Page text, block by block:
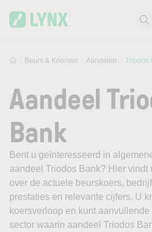
Beurs & Koersen Aandelen Triodos
Aandeel
Bank
Bent u geïnteresseerd in
aandeel Triodos Bank? Hier vindt
over de actuele beurskoers,
prestaties en relevante cijfers. U
koersverloop en kunt
sector waarin aandeel Triodos